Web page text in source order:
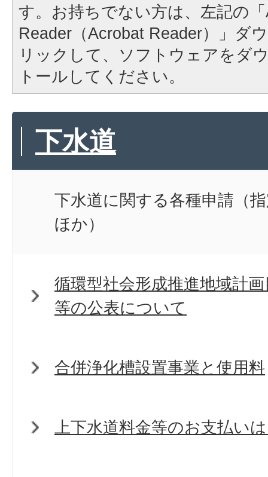
す。お持ちでない方は、左記の
Reader（Acrobat Reader）」ダ
リックして、ソフトウェアをダ
トールしてください。
下水道
下水道に関する各種申請（
ほか）
循環型社会形成推進地域計
等の公表について
合併浄化槽設置事業と使用料
上下水道料金等のお支払い